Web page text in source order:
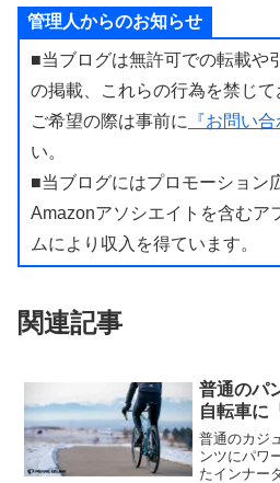
管理人からのお知らせ
■当ブログは無許可での転載や
の掲載、これらの行為を禁じて
ご希望の際は事前に
『お問い合
い。
■当ブログにはプロモーション
Amazonアソシエイトを含むア
ムにより収入を得ています。
関連記事
普通のパ
自転車に
普通のカジ
ンツにパワ
たインナー